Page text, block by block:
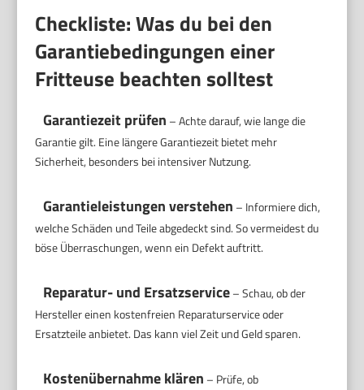
Checkliste: Was du bei den
Garantiebedingungen einer
Fritteuse beachten solltest
Garantiezeit prüfen – Achte darauf, wie lange die
Garantie gilt. Eine längere Garantiezeit bietet mehr
Sicherheit, besonders bei intensiver Nutzung.
Garantieleistungen verstehen – Informiere dich,
welche Schäden und Teile abgedeckt sind. So vermeidest du
böse Überraschungen, wenn ein Defekt auftritt.
Reparatur- und Ersatzservice– Schau, ob der
Hersteller einen kostenfreien Reparaturservice oder
Ersatzteile anbietet. Das kann viel Zeit und Geld sparen.
Kostenübernahme klären – Prüfe, ob